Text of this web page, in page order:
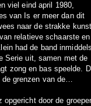
viel eind april 1980,
van Is er meer dan dit
naar de strakke kunst
relatieve schaarste en
had de band inmiddels
Serie uit, samen met de
zong en bas speelde.
grenzen van de
opgericht door de